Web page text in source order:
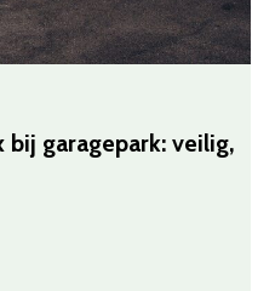
bij garagepark: veilig,